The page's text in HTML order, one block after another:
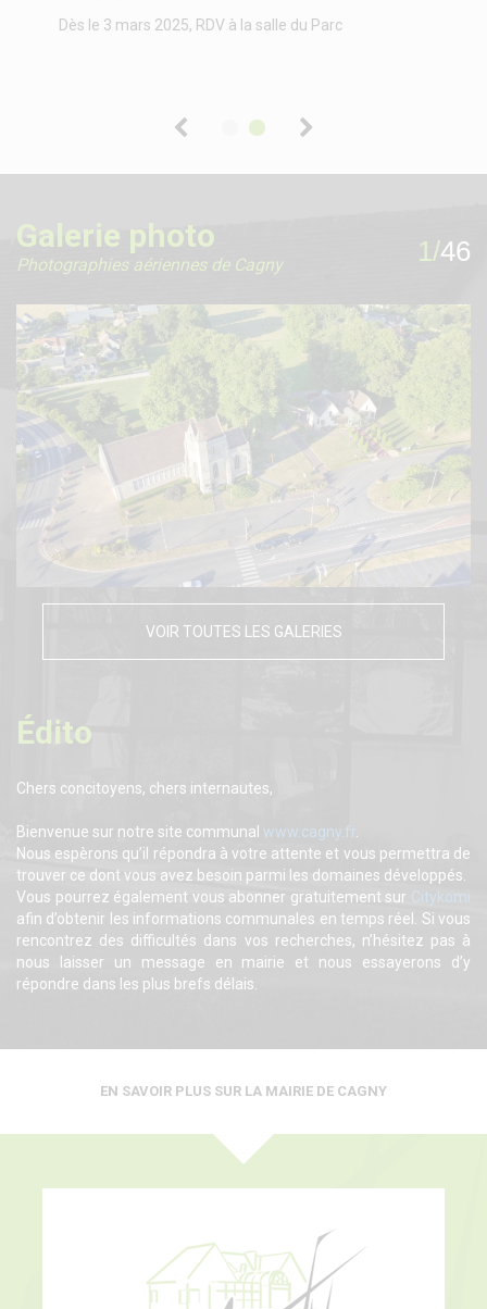
Dès le 3 mars 2025, RDV à la salle du Parc
Galerie photo
Photographies aériennes de Cagny 1/46
VOIR TOUTES LES GALERIES
Édito
Chers concitoyens, chers internautes,
Bienvenue sur notre site communal www.cagny.fr.
Nous espèrons qu’il répondra à votre attente et vous permettra de
trouver ce dont vous avez besoin parmi les domaines développés.
Vous pourrez également vous abonner gratuitement sur Citykomi
afin d’obtenir les informations communales en temps réel. Si vous
rencontrez des difficultés dans vos recherches, n’hésitez pas à
nous laisser un message en mairie et nous essayerons d’y
répondre dans les plus brefs délais.
EN SAVOIR PLUS SUR LA MAIRIE DE CAGNY